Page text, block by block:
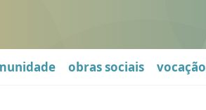
obras sociais vocação